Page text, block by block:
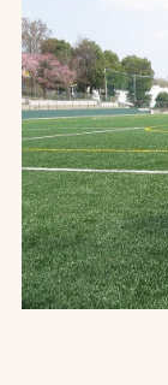
お問合せ
お取引先
プライバシーポ
ソーシャルメデ
Instagram
Facebook